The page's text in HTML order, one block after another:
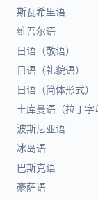
斯瓦希里语
维吾尔语
日语（敬语）
日语（礼貌语）
日语（简体形式）
土库曼语（拉丁字
波斯尼亚语
冰岛语
巴斯克语
豪萨语